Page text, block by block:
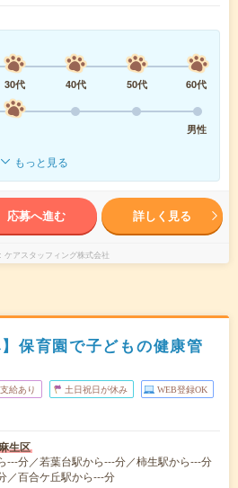
30代 40代 50代
60代
男性
もっと見る
応募へ進む 詳しく見る
ケアスタッフィング株式会社
保育園で子どもの健康管
給あり 土日祝日が休み WEB登録OK
生区
---分／若葉台駅から---分／柿生駅から---分
／百合ケ丘駅から---分